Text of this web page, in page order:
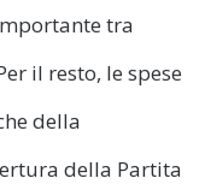
tra
il resto, le spese
della
della Partita